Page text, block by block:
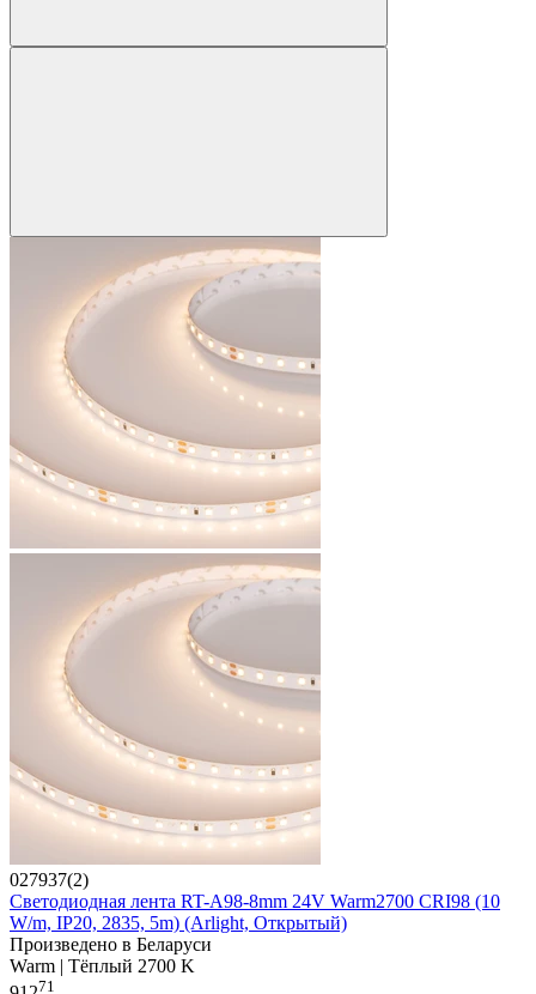
027937(2)
Светодиодная лента RT-A98-8mm 24V Warm2700 CRI98 (10
W/m, IP20, 2835, 5m) (Arlight, Открытый)
Произведено в Беларуси
Warm | Тёплый 2700 K
71